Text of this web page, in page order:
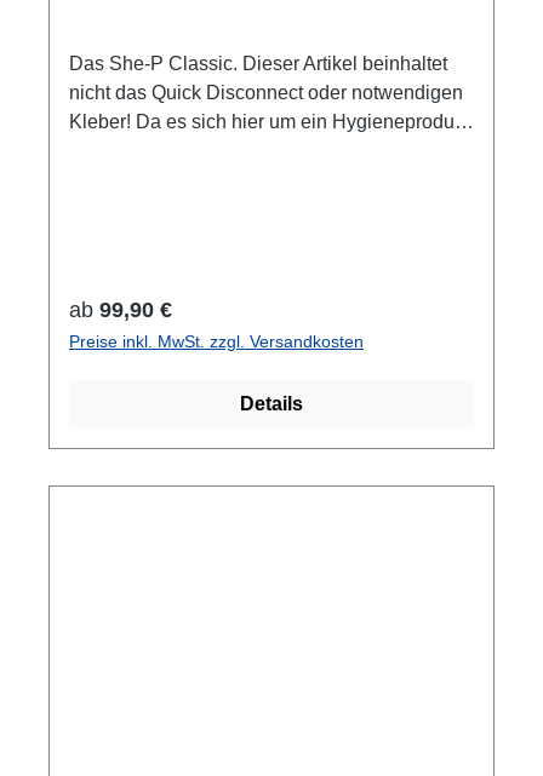
Das She-P Classic. Dieser Artikel beinhaltet
nicht das Quick Disconnect oder notwendigen
Kleber! Da es sich hier um ein Hygieneprodukt
Regulärer Preis:
ab 99,90 €
Preise inkl. MwSt. zzgl. Versandkosten
Details